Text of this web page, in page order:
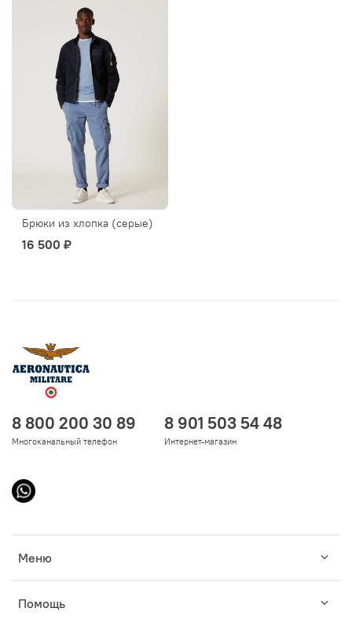
Брюки из хлопка (серые)
16 500 ₽
Меню
Помощь
8 800 200 30 89
Многоканальный телефон
8 901 503 54 48
Интернет-магазин